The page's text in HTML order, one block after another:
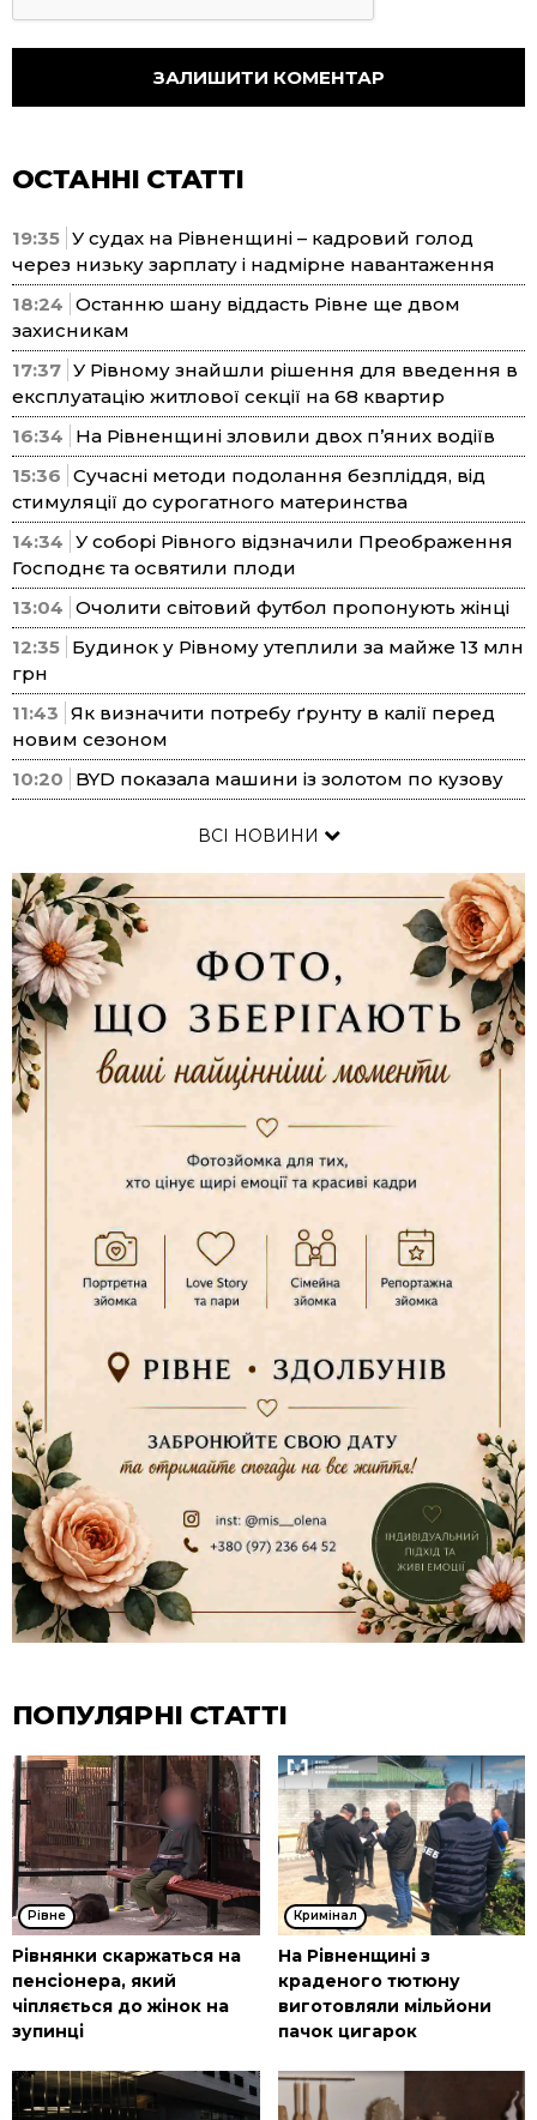
ОСТАННІ СТАТТІ
19:35 У судах на Рівненщині – кадровий голод
через низьку зарплату і надмірне навантаження
18:24 Останню шану віддасть Рівне ще двом
захисникам
17:37 У Рівному знайшли рішення для введення в
експлуатацію житлової секції на 68 квартир
16:34
На Рівненщині зловили двох п’яних водіїв
15:36 Сучасні методи подолання безпліддя, від
стимуляції до сурогатного материнства
14:34 У соборі Рівного відзначили Преображення
Господнє та освятили плоди
13:04 Очолити світовий футбол пропонують жінці
12:35 Будинок у Рівному утеплили за майже 13 млн
грн
11:43 Як визначити потребу ґрунту в калії перед
новим сезоном
10:20
BYD показала машини із золотом по кузову
ВСІ НОВИНИ
ПОПУЛЯРНІ СТАТТІ
Рівне
Рівнянки скаржаться на
пенсіонера, який
чіпляється до жінок на
зупинці
Кримінал
На Рівненщині з
краденого тютюну
виготовляли мільйони
пачок цигарок